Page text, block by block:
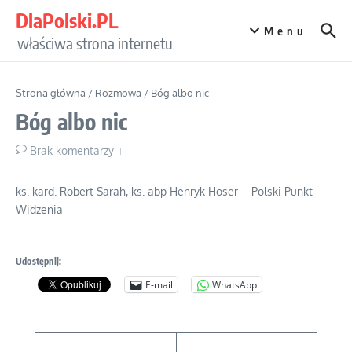
DlaPolski.PL
właściwa strona internetu
Menu
Strona główna / Rozmowa / Bóg albo nic
Bóg albo nic
Brak komentarzy
ks. kard. Robert Sarah, ks. abp Henryk Hoser – Polski Punkt
Widzenia
Udostępnij:
E-mail WhatsApp